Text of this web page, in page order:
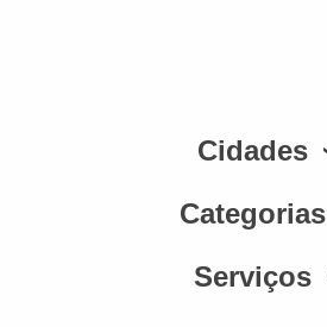
Cidades
Categorias
Serviços